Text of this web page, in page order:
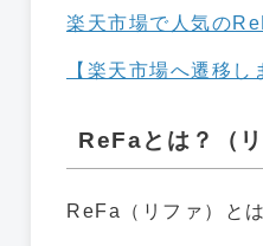
楽天市場で人気の
【楽天市場へ遷移し
ReFaとは？（リ
ReFa（リファ）と